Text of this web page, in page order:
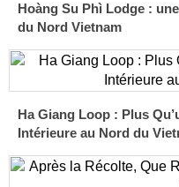
Hoàng Su Phì Lodge :
du Nord Vietnam
Ha Giang Loop : Plus
Intérieure au Nord du